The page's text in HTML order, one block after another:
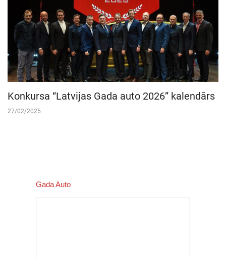
Konkursa “Latvijas Gada auto 2026” kalendārs
27/02/2025
Gada Auto